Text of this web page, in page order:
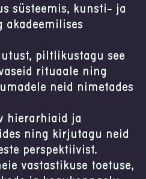
süsteemis, kunsti- ja
piltlikustagu see
rituaale ning
neid nimetades
hierarhiaid ja
ning kirjutagu neid
perspektiivist.
vastastikuse toetuse,